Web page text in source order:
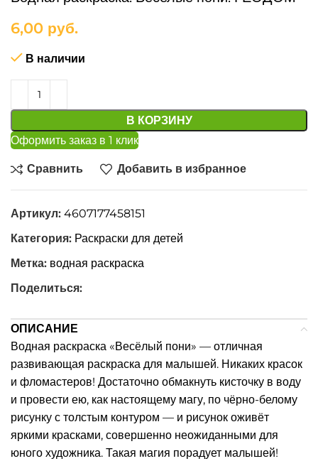
6,00 руб.
В наличии
В КОРЗИНУ
Оформить заказ в 1 клик
Сравнить Добавить в избранное
Артикул: 4607177458151
Категория: Раскраски для детей
Метка: водная раскраска
Поделиться:
ОПИСАНИЕ
Водная раскраска «Весёлый пони» — отличная
развивающая раскраска для малышей. Никаких красок
и фломастеров! Достаточно обмакнуть кисточку в воду
и провести ею, как настоящему магу, по чёрно-белому
рисунку с толстым контуром — и рисунок оживёт
яркими красками, совершенно неожиданными для
юного художника. Такая магия порадует малышей!